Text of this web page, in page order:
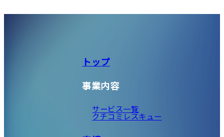
トップ
事業内容
サービス一覧
クチコミレスキュー